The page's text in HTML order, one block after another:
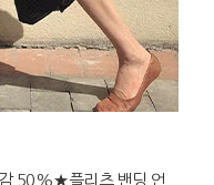
50%★플리츠 밴딩 언